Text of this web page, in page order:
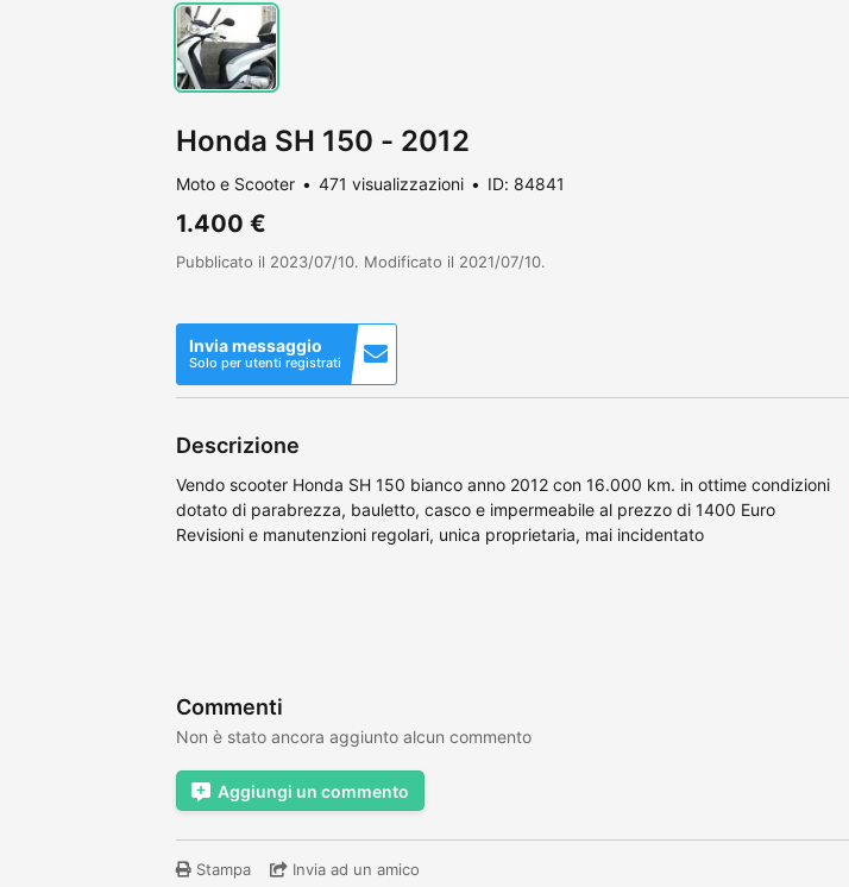
Honda SH 150 - 2012
Moto e Scooter 471 visualizzazioni ID: 84841
1.400 €
Pubblicato il 2023/07/10. Modificato il 2021/07/10.
Invia messaggio
Solo per utenti registrati
Descrizione
Vendo scooter Honda SH 150 bianco anno 2012 con 16.000 km. in ottime condizioni
dotato di parabrezza, bauletto, casco e impermeabile al prezzo di 1400 Euro
Revisioni e manutenzioni regolari, unica proprietaria, mai incidentato
Commenti
Non è stato ancora aggiunto alcun commento
Aggiungi un commento
Stampa Invia ad un amico